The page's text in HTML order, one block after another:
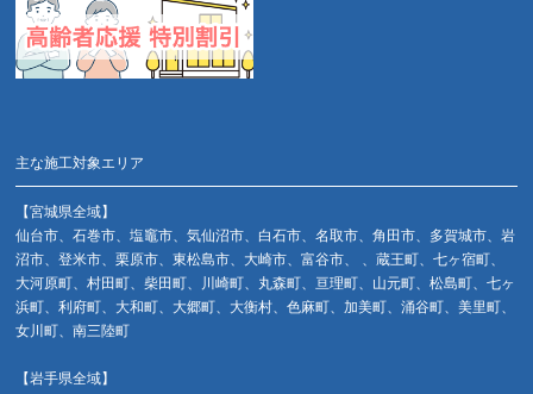
主な施工対象エリア
【宮城県全域】
仙台市、石巻市、塩竈市、気仙沼市、白石市、名取市、角田市、多賀城市、岩
沼市、登米市、栗原市、東松島市、大崎市、富谷市、 、蔵王町、七ヶ宿町、
大河原町、村田町、柴田町、川崎町、丸森町、亘理町、山元町、松島町、七ヶ
浜町、利府町、大和町、大郷町、大衡村、色麻町、加美町、涌谷町、美里町、
女川町、南三陸町
【岩手県全域】